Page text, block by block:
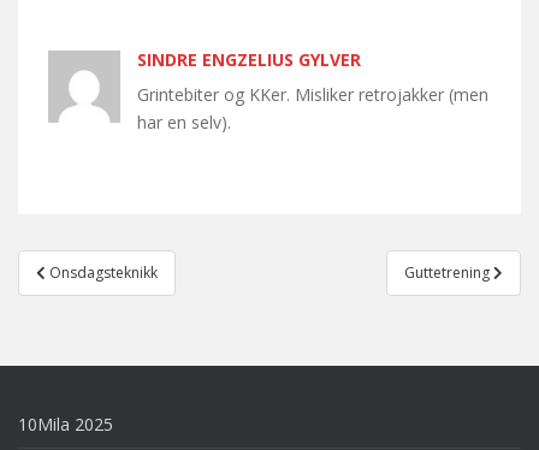
SINDRE ENGZELIUS GYLVER
Grintebiter og KKer. Misliker retrojakker (men
har en selv).
Post
navigation
Onsdagsteknikk Guttetrening
10Mila 2025